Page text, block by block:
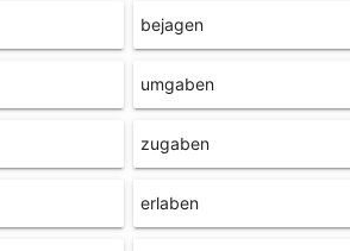
bejagen
umgaben
zugaben
erlaben